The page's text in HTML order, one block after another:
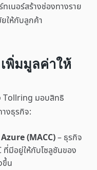
เนอร์สร้างช่องทางราย
ยให้กับลูกค้า
พิ่มมูลค่าให้
Tollring มอบสิทธิ
งธุรกิจ:
(MACC)– ธุรกิจ
ที่มีอยู่ให้กับโซลูชันของ
ขึ้น